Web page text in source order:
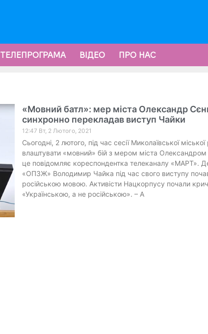
ТЕЛЕПРОГРАМА ВІДЕО ПРО НАС
«Мовний батл»: мер міста Олександр
синхронно перекладав виступ Чайки
12:47 Вт, 2 Лютого, 2021
Сьогодні, 2 лютого, під час сесії Миколаївської
влаштувати «мовний» бій з мером міста
це повідомляє кореспондентка телеканалу «МАРТ».
«ОПЗЖ» Володимир Чайка під час свого виступу
російською мовою. Активісти Нацкорпусу почали
«Українською, а не російською». – А